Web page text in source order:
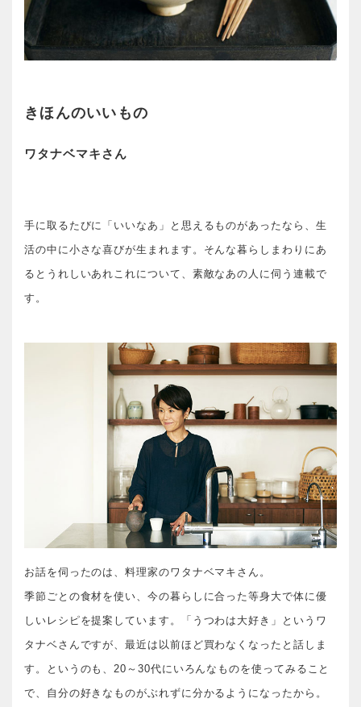
きほんのいいもの
ワタナベマキさん
手に取るたびに「いいなあ」と思えるものがあったなら、生
活の中に小さな喜びが生まれます。そんな暮らしまわりにあ
るとうれしいあれこれについて、素敵なあの人に伺う連載で
す。
お話を伺ったのは、料理家のワタナベマキさん。
季節ごとの食材を使い、今の暮らしに合った等身大で体に優
しいレシピを提案しています。「うつわは大好き」というワ
タナベさんですが、最近は以前ほど買わなくなったと話しま
す。というのも、20～30代にいろんなものを使ってみること
で、自分の好きなものがぶれずに分かるようになったから。